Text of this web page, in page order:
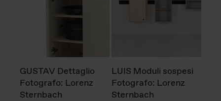
GUSTAV Dettaglio
Fotografo: Lorenz
Sternbach
LUIS Moduli sospesi
Fotografo: Lorenz
Sternbach